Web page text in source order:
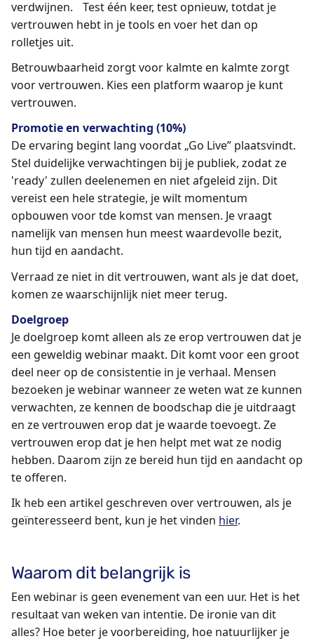
verdwijnen. Test één keer, test opnieuw, totdat je
vertrouwen hebt in je tools en voer het dan op
rolletjes uit.
Betrouwbaarheid zorgt voor kalmte en kalmte zorgt
voor vertrouwen. Kies een platform waarop je kunt
vertrouwen.
Promotie en verwachting (10%)
De ervaring begint lang voordat „Go Live” plaatsvindt.
Stel duidelijke verwachtingen bij je publiek, zodat ze
'ready' zullen deelenemen en niet afgeleid zijn. Dit
vereist een hele strategie, je wilt momentum
opbouwen voor tde komst van mensen. Je vraagt
namelijk van mensen hun meest waardevolle bezit,
hun tijd en aandacht.
Verraad ze niet in dit vertrouwen, want als je dat doet,
komen ze waarschijnlijk niet meer terug.
Doelgroep
Je doelgroep komt alleen als ze erop vertrouwen dat je
een geweldig webinar maakt. Dit komt voor een groot
deel neer op de consistentie in je verhaal. Mensen
bezoeken je webinar wanneer ze weten wat ze kunnen
verwachten, ze kennen de boodschap die je uitdraagt
en ze vertrouwen erop dat je waarde toevoegt. Ze
vertrouwen erop dat je hen helpt met wat ze nodig
hebben. Daarom zijn ze bereid hun tijd en aandacht op
te offeren.
Ik heb een artikel geschreven over vertrouwen, als je
geïnteresseerd bent, kun je het vinden hier.
Waarom dit belangrijk is
Een webinar is geen evenement van een uur. Het is het
resultaat van weken van intentie. De ironie van dit
alles? Hoe beter je voorbereiding, hoe natuurlijker je